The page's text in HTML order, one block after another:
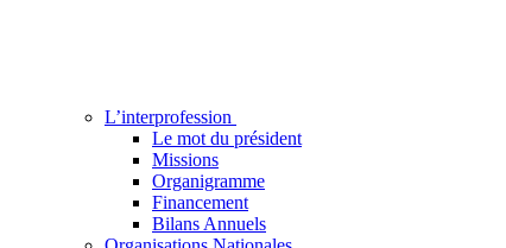
L’interprofession
Le mot du président
Missions
Organigramme
Financement
Bilans Annuels